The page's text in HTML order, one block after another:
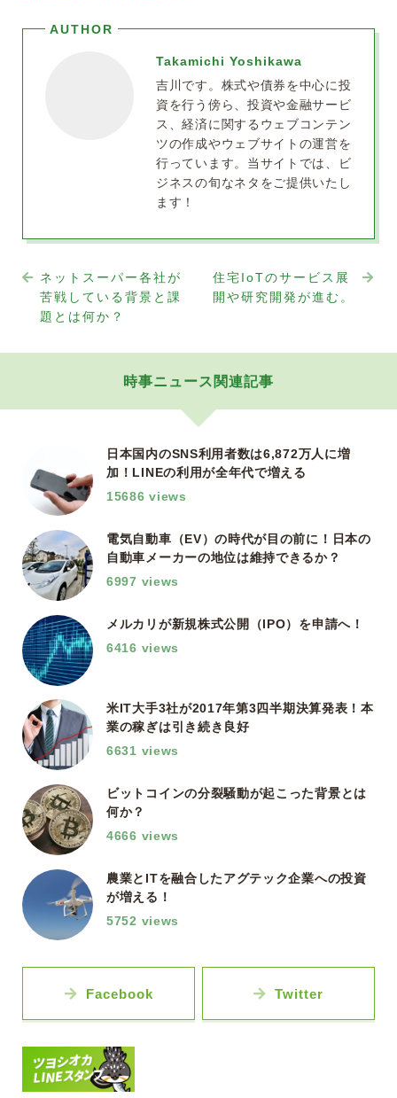
Takamichi Yoshikawa
吉川です。株式や債券を中心に投
資を行う傍ら、投資や金融サービ
ス、経済に関するウェブコンテン
ツの作成やウェブサイトの運営を
行っています。当サイトでは、ビ
ジネスの旬なネタをご提供いたし
ます！
ネットスーパー各社が
苦戦している背景と課
題とは何か？
住宅IoTのサービス展
開や研究開発が進む。
時事ニュース関連記事
日本国内のSNS利用者数は6,872万人に増
加！LINEの利用が全年代で増える
15686 views
電気自動車（EV）の時代が目の前に！日本の
自動車メーカーの地位は維持できるか？
6997 views
メルカリが新規株式公開（IPO）を申請へ！
6416 views
米IT大手3社が2017年第3四半期決算発表！本
業の稼ぎは引き続き良好
6631 views
ビットコインの分裂騒動が起こった背景とは
何か？
4666 views
農業とITを融合したアグテック企業への投資
が増える！
5752 views
Facebook Twitter